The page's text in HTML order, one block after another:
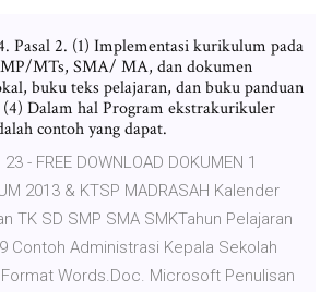
Pasal 2. (1) Implementasi kurikulum pada
MTs, SMA/ MA, dan dokumen
buku teks pelajaran, dan buku panduan
(4) Dalam hal Program ekstrakurikuler
contoh yang dapat.
- FREE DOWNLOAD DOKUMEN 1
2013 & KTSP MADRASAH Kalender
TK SD SMP SMA SMKTahun Pelajaran
Contoh Administrasi Kepala Sekolah
Words.Doc. Microsoft Penulisan